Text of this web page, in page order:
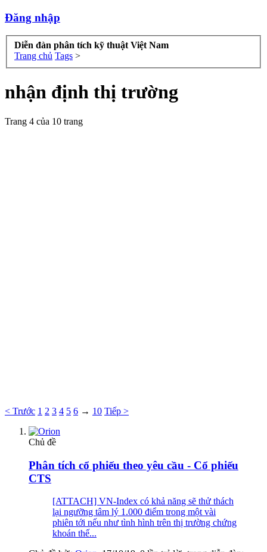
Đăng nhập
Diễn đàn phân tích kỹ thuật Việt Nam
Trang chủ Tags >
nhận định thị trường
Trang 4 của 10 trang
< Trước 1 2 3 4 5 6 → 10 Tiếp >
Chủ đề
Phân tích cổ phiếu theo yêu cầu - Cổ phiếu
CTS
[ATTACH] VN-Index có khả năng sẽ thử thách
lại ngưỡng tâm lý 1.000 điểm trong một vài
phiên tới nếu như tình hình trên thị trường chứng
khoán thế...